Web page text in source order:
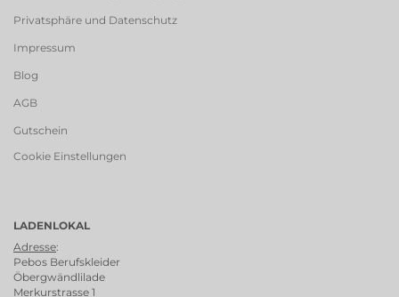
Privatsphäre und Datenschutz
Impressum
Blog
AGB
Gutschein
Cookie Einstellungen
LADENLOKAL
Adresse:
Pebos Berufskleider
Öbergwändlilade
Merkurstrasse 1